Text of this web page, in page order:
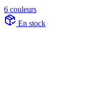
6 couleurs
En stock